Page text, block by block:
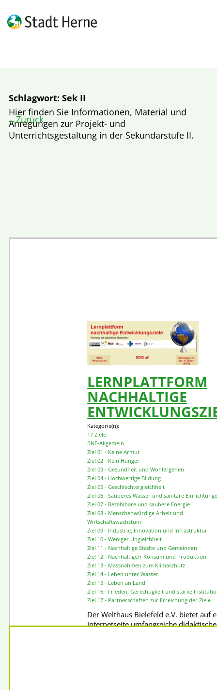
Zurück
Schlagwort: Sek II
Hier finden Sie Informationen, Material und
Anregungen zur Projekt- und
Unterrichtsgestaltung in der Sekundarstufe II.
LERNPLATTFORM
NACHHALTIGE
Kategorie(n):
17 Ziele
BNE-Allgemein
Ziel 01 - Keine Armut
Ziel 02 - Kein Hunger
Ziel 03 - Gesundheit und Wohlergehen
Ziel 04 - Hochwertige Bildung
Ziel 05 - Geschlechtergleichheit
Ziel 06 - Sauberes Wasser und sanitäre
Ziel 07 - Bezahlbare und saubere Energie
Ziel 08 - Menschenwürdige Arbeit und
Wirtschaftswachstum
Ziel 09 - Industrie, Innovation und Infrastruktur
Ziel 10 - Weniger Ungleichheit
Ziel 11 - Nachhaltige Städte und Gemeinden
Ziel 12 - Nachhaltige/r Konsum und Produktion
Ziel 13 - Massnahmen zum Klimaschutz
Ziel 14 - Leben unter Wasser
Ziel 15 - Leben an Land
Ziel 16 - Frieden, Gerechtigkeit und starke
Ziel 17 - Partnerschaften zur Erreichung der Ziele
Der Welthaus Bielefeld e.V. bietet auf
Internetseite umfangreiche didaktische